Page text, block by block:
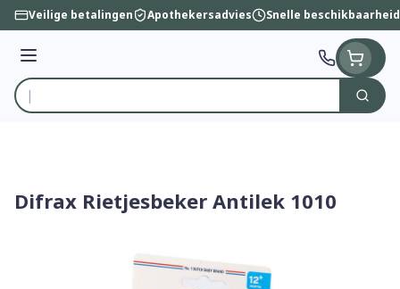
Ga naar de inhoud
Veilige betalingen Apothekersadvies Snelle beschikbaarheid
Menu
Product, merk, categorie...
Zoek
Difrax Rietjesbeker Antilek 1010